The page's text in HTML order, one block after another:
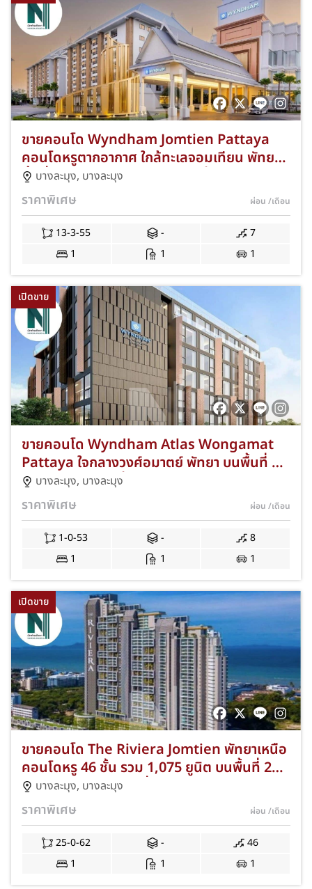
ขายคอนโด Wyndham Jomtien Pattaya
คอนโดหรูตากอากาศ ใกล้ทะเลจอมเทียน พัทยา
พื้นที่กว่า 13-3-55 ไร่ 4 อาคาร 7 ชั้น รวม 630
ยูนิต ห้องสวยมีให้เลือกทั้งสตูดิโอ 1 ห้องนอน
และ 2 ห้องนอน พร้อมสิ่งอำนวยความสะดวก
ครบระดับรีสอร์ตห้าดาว C-NKAD-0008
บางละมุง, บางละมุง
ราคาพิเศษ ผ่อน /เดือน
13-3-55 -
7
1
1 1
เปิดขาย
ขายคอนโด Wyndham Atlas Wongamat
Pattaya ใจกลางวงศ์อมาตย์ พัทยา บนพื้นที่ 1-
0-53 ไร่ อาคาร 8 ชั้น 192 ยูนิต ห้องสวยพร้อม
วิวรอบโครงการ มีทั้ง Junior Suite 1 ห้องนอน
และ Typical Deluxe พร้อมสิ่งอำนวยความ
สะดวกครบ C-NKAD-0009
บางละมุง, บางละมุง
ราคาพิเศษ ผ่อน /เดือน
1-0-53 -
8
1
1 1
เปิดขาย
ขายคอนโด The Riviera Jomtien พัทยาเหนือ
คอนโดหรู 46 ชั้น รวม 1,075 ยูนิต บนพื้นที่ 25
ไร่ 62 ตารางวา พร้อมที่จอดรถ 30% ห้องสวยมี
ให้เลือกทั้ง Studio 1 ห้องนอน และ 2 ห้องนอน
พร้อมสิ่งอำนวยความสะดวกครบครัน C-NKAD-
0002
บางละมุง, บางละมุง
ราคาพิเศษ ผ่อน /เดือน
25-0-62 -
46
1
1 1